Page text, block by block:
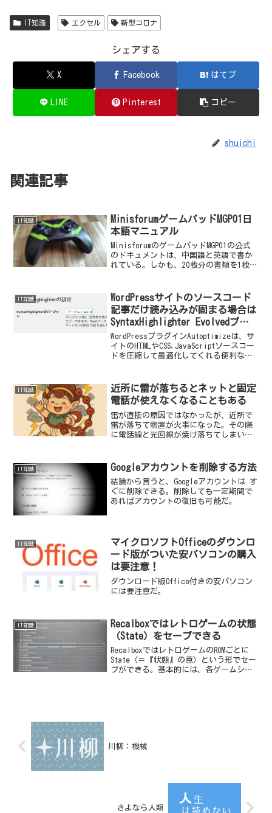
IT知識 エクセル 新型コロナ
シェアする
X Facebook はてブ
LINE Pinterest コピー
shuichi
関連記事
IT知識
MinisforumゲームパッドMGP01日
本語マニュアル
MinisforumのゲームパッドMGP01の公式
のドキュメントは、中国語と英語で書か
れている。しかも、20枚分の書類を1枚の
IT知識
WordPressサイトのソースコード
記事だけ読み込みが固まる場合は
SyntaxHighlighter Evolvedプラ
グインを疑え
WordPressプラグインAutoptimizeは、サ
イトのHTMLやCSS,JavaScriptソースコー
ドを圧縮して最適化してくれる便利なプ
る記事だけ極...
IT知識
近所に雷が落ちるとネットと固定
電話が使えなくなることもある
雷が直接の原因ではなかったが、近所で
雷が落ちて物置が火事になった。その際
に電話線と光回線が焼け落ちてしまい電
IT知識 Googleアカウントを削除する方法
結論から言うと、Googleアカウントは す
ぐに削除できる。削除しても一定期間で
あればアカウントの復旧も可能だ。
IT知識
マイクロソフトOfficeのダウンロ
ード版がついた安パソコンの購入
は要注意！
ダウンロード版Office付きの安パソコン
には要注意だ。
IT知識
Recalboxではレトロゲームの状態
（State）をセーブできる
RecalboxではレトロゲームのROMごとに
State（＝『状態』の意）という形でセー
ブができる。基本的には、各ゲームシス
川柳：機械
さよなら人類